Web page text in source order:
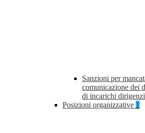
Sanzioni per
comunicazione dei
di incarichi
Posizioni organizzative 1